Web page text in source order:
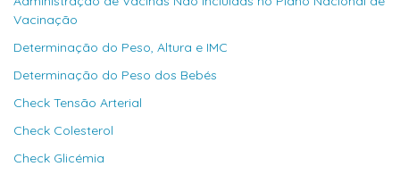
Vacinação
Determinação do Peso, Altura e IMC
Determinação do Peso dos Bebés
Check Tensão Arterial
Check Colesterol
Check Glicémia